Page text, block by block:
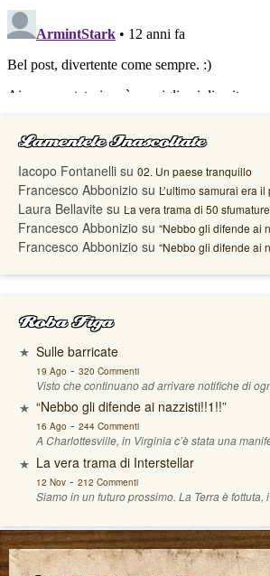
Lamentele Inascoltate
Iacopo Fontanelli su 02. Un paese tranquillo
Francesco Abbonizio su L’ultimo samurai era
Laura Bellavite su La vera trama di 50
Francesco Abbonizio su “Nebbo gli difende ai
Francesco Abbonizio su “Nebbo gli difende ai
Roba Figa
Sulle barricate
19 Ago - 320 Commenti
Visto che continuano ad arrivare notifiche di
“Nebbo gli difende ai nazzisti!!1!!”
16 Ago - 244 Commenti
A Charlottesville, in Virginia c’è stata una
La vera trama di Interstellar
12 Nov- 212 Commenti
Siamo in un futuro prossimo. La Terra è fottuta,